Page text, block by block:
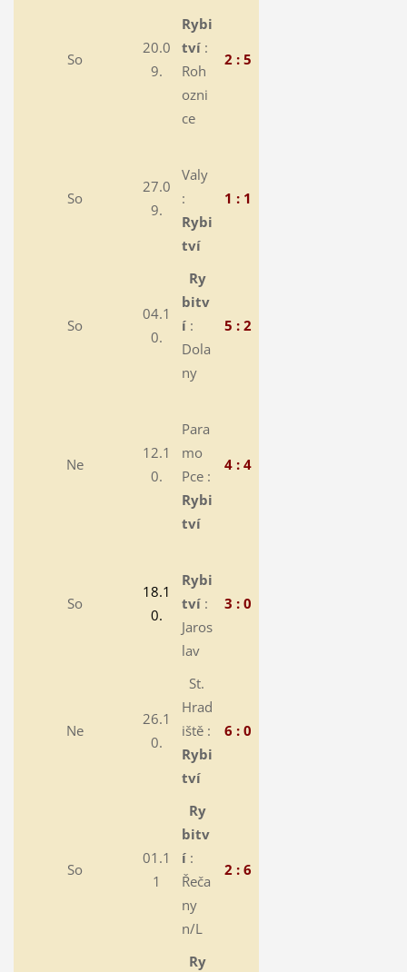
So
20.0
9.
Rybi
tví :
Roh
ozni
ce
2 : 5
So
27.0
9.
Valy
:
Rybi
tví
1 : 1
So
04.1
0.
Ry
bitv
í :
Dola
ny
5 : 2
Ne
12.1
0.
Para
mo
Pce :
Rybi
tví
4 : 4
So
18.1
0.
Rybi
tví:
Jaros
lav
3 : 0
Ne
26.1
0.
St.
Hrad
iště :
Rybi
tví
6 : 0
So
01.1
1
Ry
bitv
í:
Řeča
ny
n/L
2 : 6
Ry